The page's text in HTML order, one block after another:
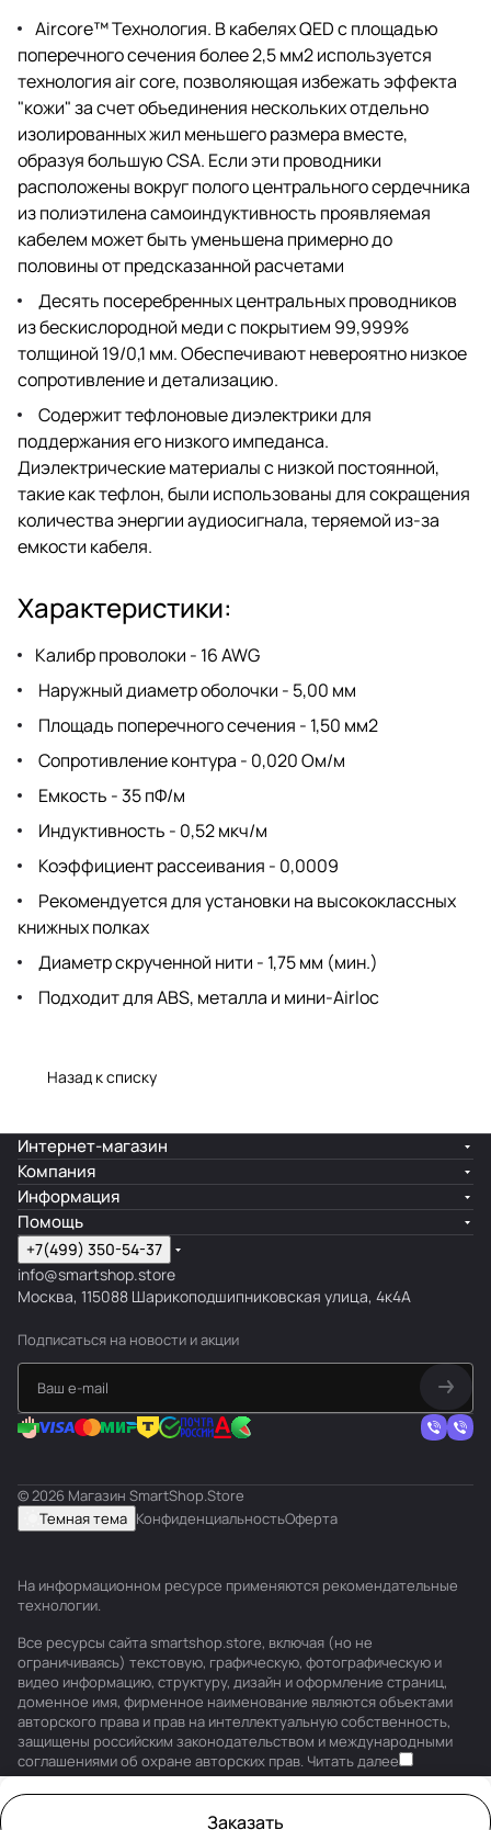
Aircore™ Технология. В кабелях QED с площадью
поперечного сечения более 2,5 мм2 используется
технология air core, позволяющая избежать эффекта
"кожи" за счет объединения нескольких отдельно
изолированных жил меньшего размера вместе,
образуя большую CSA. Если эти проводники
расположены вокруг полого центрального сердечника
из полиэтилена самоиндуктивность проявляемая
кабелем может быть уменьшена примерно до
половины от предсказанной расчетами
Десять посеребренных центральных проводников
из бескислородной меди с покрытием 99,999%
толщиной 19/0,1 мм. Обеспечивают невероятно низкое
сопротивление и детализацию.
Содержит тефлоновые диэлектрики для
поддержания его низкого импеданса.
Диэлектрические материалы с низкой постоянной,
такие как тефлон, были использованы для сокращения
количества энергии аудиосигнала, теряемой из-за
емкости кабеля.
Характеристики:
Калибр проволоки - 16 AWG
Наружный диаметр оболочки - 5,00 мм
Площадь поперечного сечения - 1,50 мм2
Сопротивление контура - 0,020 Ом/м
Емкость - 35 пФ/м
Индуктивность - 0,52 мкч/м
Коэффициент рассеивания - 0,0009
Рекомендуется для установки на высококлассных
книжных полках
Диаметр скрученной нити - 1,75 мм (мин.)
Подходит для ABS, металла и мини-Airloc
Назад к списку
Заказать
Интернет-магазин
Компания
Информация
Помощь
+7(499) 350-54-37
info@smartshop.store
Москва, 115088 Шарикоподшипниковская улица, 4к4А
Подписаться на новости и акции
© 2026 Магазин SmartShop.Store
Темная тема КонфиденциальностьОферта
На информационном ресурсе применяются рекомендательные
технологии.
Все ресурсы сайта smartshop.store, включая (но не
ограничиваясь) текстовую, графическую, фотографическую и
видео информацию, структуру, дизайн и оформление страниц,
доменное имя, фирменное наименование являются объектами
авторского права и прав на интеллектуальную собственность,
защищены российским законодательством и международными
соглашениями об охране авторских прав. Читать далее